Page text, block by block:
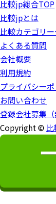
比較jp総合TOP
比較jpとは
比較カテゴリ
よくある質問
会社概要
利用規約
プライバシー
お問い合わせ
登録会社募集（
Copyright ©